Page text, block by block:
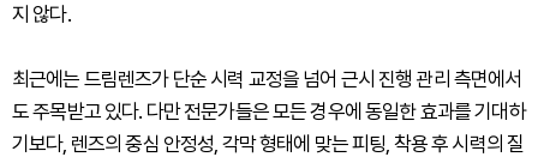
지 않다.
최근에는 드림렌즈가 단순 시력 교정을 넘어 근시 진행 관리 측면에서
도 주목받고 있다. 다만 전문가들은 모든 경우에 동일한 효과를 기대하
기보다, 렌즈의 중심 안정성, 각막 형태에 맞는 피팅, 착용 후 시력의 질